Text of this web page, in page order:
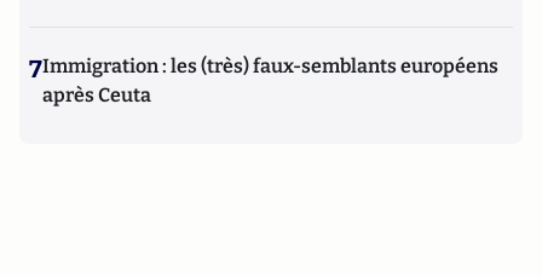
7Immigration : les (très) faux-semblants européens
après Ceuta